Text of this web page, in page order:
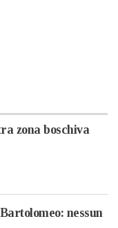
zona boschiva
nessun